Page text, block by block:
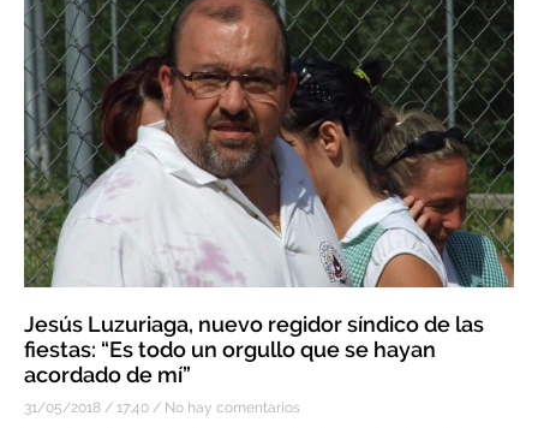
Jesús Luzuriaga, nuevo regidor síndico de las
fiestas: “Es todo un orgullo que se hayan
acordado de mí”
31/05/2018 17:40 No hay comentarios